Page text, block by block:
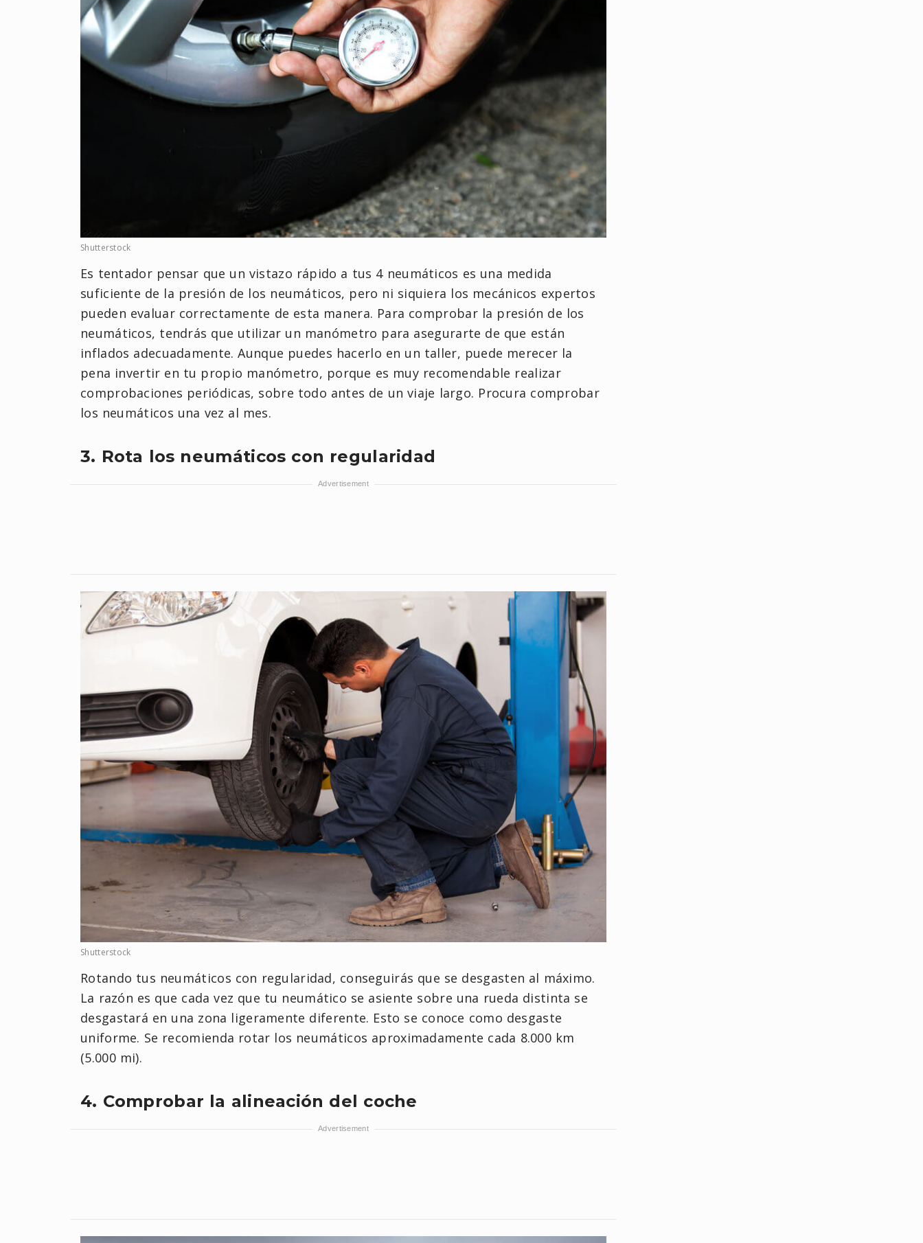
Shutterstock
Es tentador pensar que un vistazo rápido a tus 4 neumáticos es una medida
suficiente de la presión de los neumáticos, pero ni siquiera los mecánicos expertos
pueden evaluar correctamente de esta manera. Para comprobar la presión de los
neumáticos, tendrás que utilizar un manómetro para asegurarte de que están
inflados adecuadamente. Aunque puedes hacerlo en un taller, puede merecer la
pena invertir en tu propio manómetro, porque es muy recomendable realizar
comprobaciones periódicas, sobre todo antes de un viaje largo. Procura comprobar
los neumáticos una vez al mes.
3. Rota los neumáticos con regularidad
Shutterstock
Rotando tus neumáticos con regularidad, conseguirás que se desgasten al máximo.
La razón es que cada vez que tu neumático se asiente sobre una rueda distinta se
desgastará en una zona ligeramente diferente. Esto se conoce como desgaste
uniforme. Se recomienda rotar los neumáticos aproximadamente cada 8.000 km
(5.000 mi).
4. Comprobar la alineación del coche